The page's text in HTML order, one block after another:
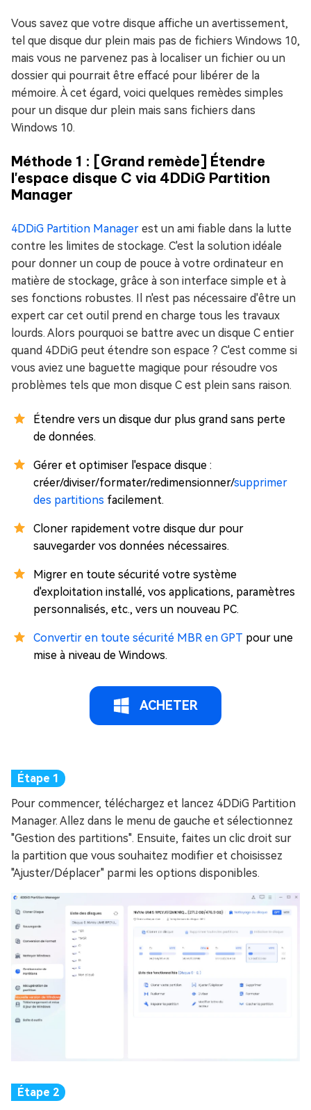
Vous savez que votre disque affiche un avertissement,
tel que disque dur plein mais pas de fichiers Windows 10,
mais vous ne parvenez pas à localiser un fichier ou un
dossier qui pourrait être effacé pour libérer de la
mémoire. À cet égard, voici quelques remèdes simples
pour un disque dur plein mais sans fichiers dans
Windows 10.
Méthode 1 : [Grand remède] Étendre
l'espace disque C via 4DDiG Partition
Manager
4DDiG Partition Manager est un ami fiable dans la lutte
contre les limites de stockage. C'est la solution idéale
pour donner un coup de pouce à votre ordinateur en
matière de stockage, grâce à son interface simple et à
ses fonctions robustes. Il n'est pas nécessaire d'être un
expert car cet outil prend en charge tous les travaux
lourds. Alors pourquoi se battre avec un disque C entier
quand 4DDiG peut étendre son espace ? C'est comme si
vous aviez une baguette magique pour résoudre vos
problèmes tels que mon disque C est plein sans raison.
Étendre vers un disque dur plus grand sans perte
de données.
Gérer et optimiser l'espace disque :
créer/diviser/formater/redimensionner/supprimer
des partitions facilement.
Cloner rapidement votre disque dur pour
sauvegarder vos données nécessaires.
Migrer en toute sécurité votre système
d'exploitation installé, vos applications, paramètres
personnalisés, etc., vers un nouveau PC.
Convertir en toute sécurité MBR en GPT pour une
mise à niveau de Windows.
ACHETER
Pour commencer, téléchargez et lancez 4DDiG Partition
Manager. Allez dans le menu de gauche et sélectionnez
"Gestion des partitions". Ensuite, faites un clic droit sur
la partition que vous souhaitez modifier et choisissez
"Ajuster/Déplacer" parmi les options disponibles.